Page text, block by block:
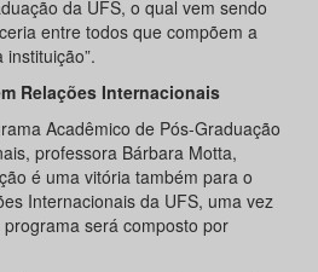
da UFS, o qual vem sendo
entre todos que compõem a
Relações Internacionais
Acadêmico de Pós-Graduação
professora Bárbara Motta,
é uma vitória também para o
Internacionais da UFS, uma vez
será composto por